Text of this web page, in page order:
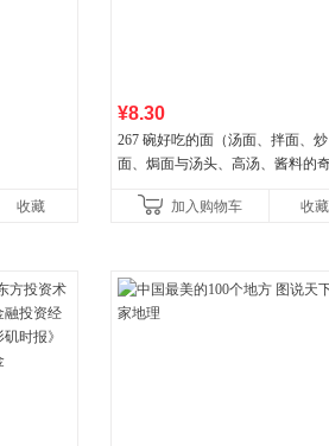
收藏
¥8.30
267 碗好吃的面（汤面、拌面、炒
面、焗面与汤头、高汤、酱料的
妙滋味！令人无法抗拒的
加入购物车 收藏